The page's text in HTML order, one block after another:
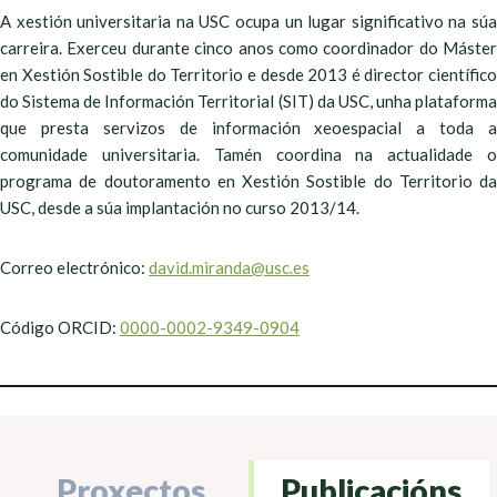
A xestión universitaria na USC ocupa un lugar significativo na súa
carreira. Exerceu durante cinco anos como coordinador do Máster
en Xestión Sostible do Territorio e desde 2013 é director científico
do Sistema de Información Territorial (SIT) da USC, unha plataforma
que presta servizos de información xeoespacial a toda a
comunidade universitaria. Tamén coordina na actualidade o
programa de doutoramento en Xestión Sostible do Territorio da
USC, desde a súa implantación no curso 2013/14.
Correo electrónico: david.miranda@usc.es
Código ORCID: 0000-0002-9349-0904